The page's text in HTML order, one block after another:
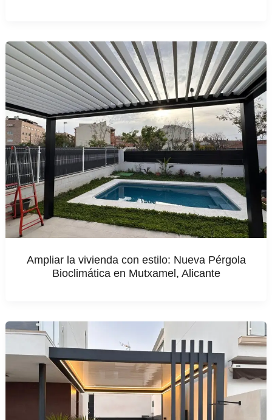
Ampliar la vivienda con estilo: Nueva Pérgola
Bioclimática en Mutxamel, Alicante